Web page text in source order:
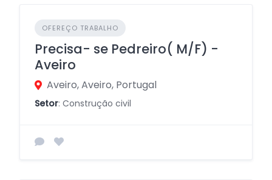
OFEREÇO TRABALHO
Precisa- se Pedreiro( M/F) -
Aveiro
Aveiro, Aveiro, Portugal
Setor: Construção civil